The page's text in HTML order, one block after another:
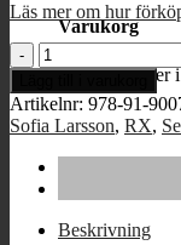
Varukorg
Inga produkter
Läs mer om hur
Motstridigt
begär
mängd
Artikelnr: 978-91-
Sofia Larsson, RX,
Beskrivning